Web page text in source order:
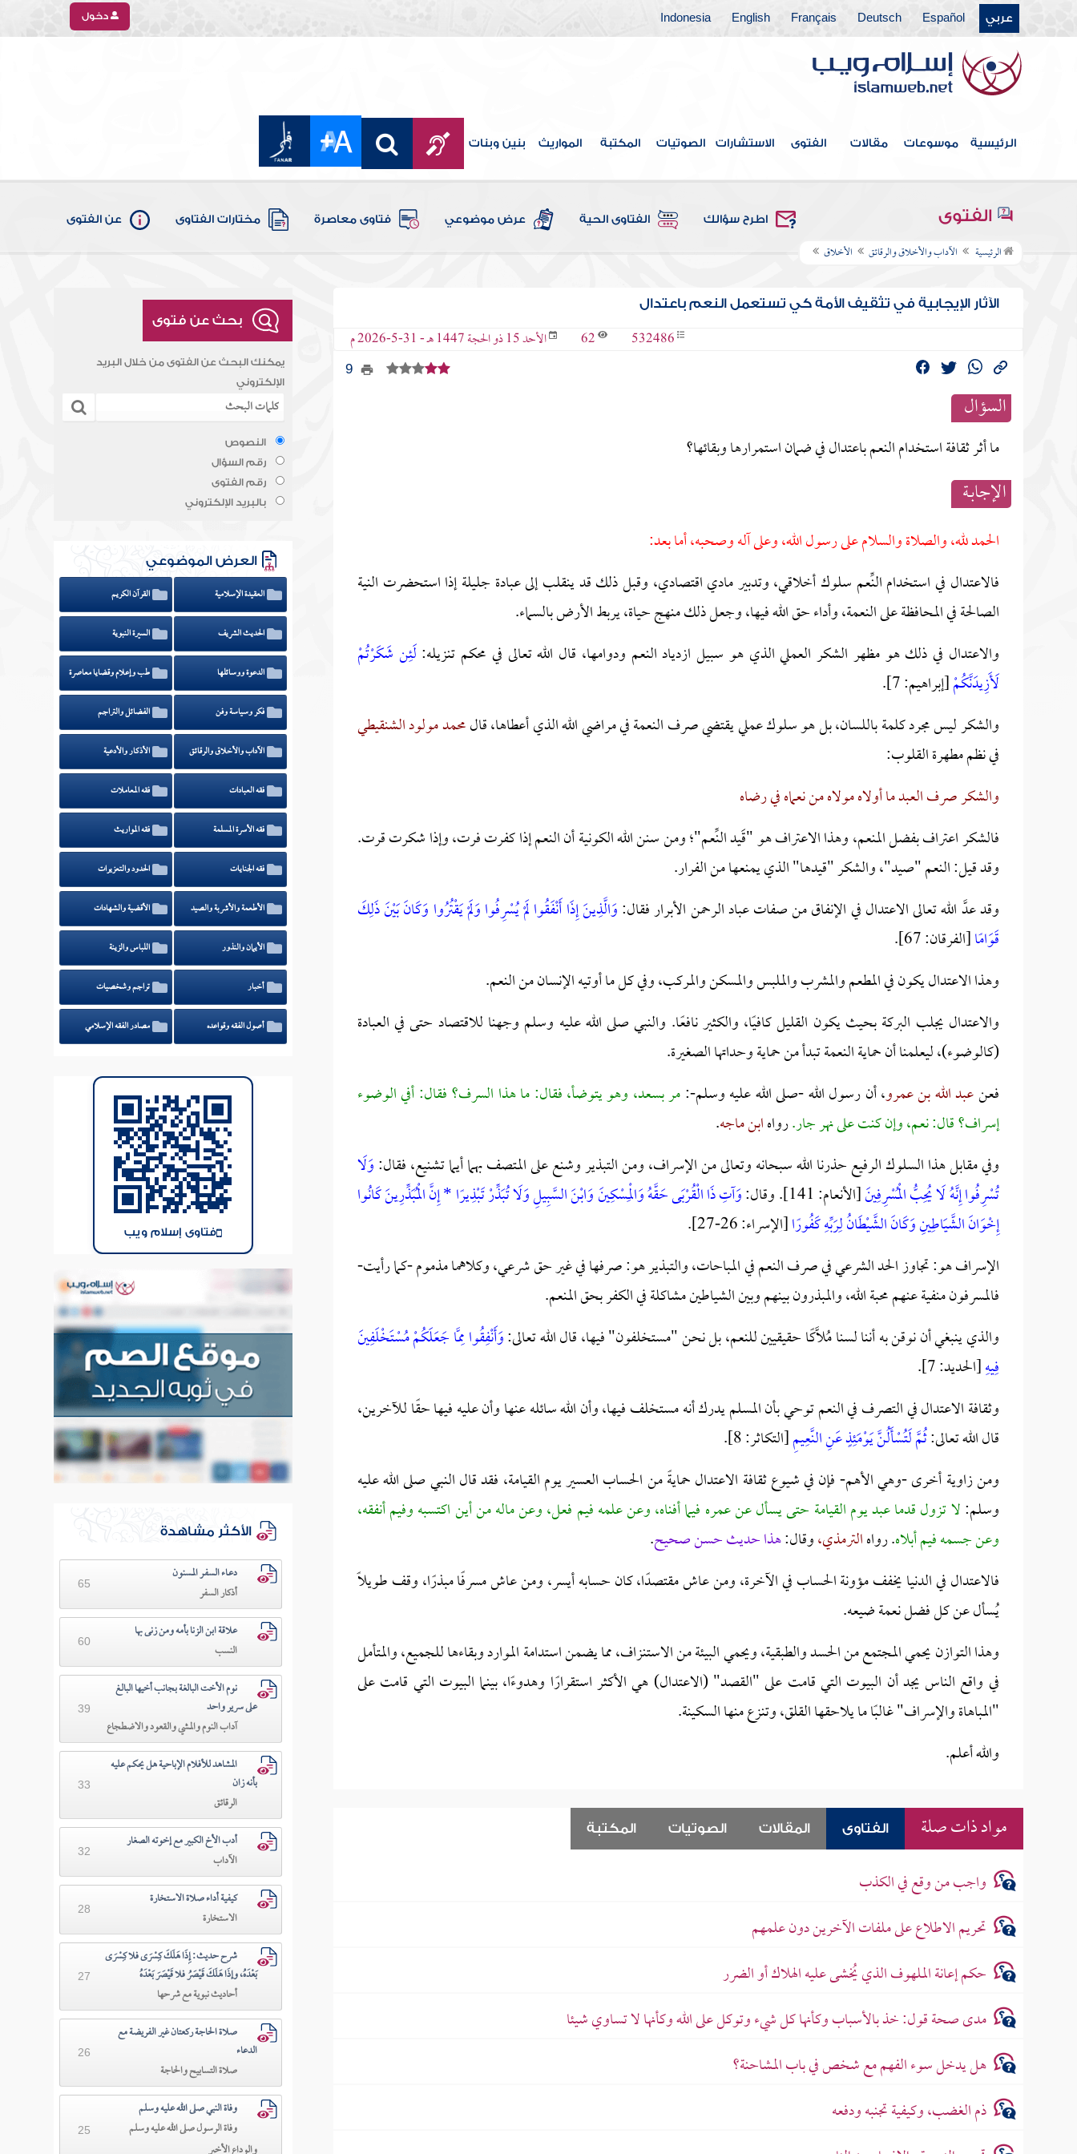
عربي Español
Deutsch
Français
English
Indonesia دخول
الرئيسية موسوعات مقالات الفتوى الاستشارات الصوتيات المكتبة المواريث بنين وبنات
الفتوى اطرح سؤالك الفتاوى الحية عرض موضوعي فتاوى معاصرة مختارات الفتاوى عن الفتوى
الرئيسية الآداب والأخلاق والرقائق الأخلاق
الآثار الإيجابية في تثقيف الأمة كي تستعمل النعم باعتدال
532486
62 الأحد 15 ذو الحجة 1447 هـ - 31-5-2026 م
9
السؤال
ما أثر ثقافة استخدام النعم باعتدال في ضمان استمرارها وبقائها؟
الإجابــة
الحمد لله، والصلاة والسلام على رسول الله، وعلى آله وصحبه، أما بعد:
فالاعتدال في استخدام النِّعم سلوك أخلاقي، وتدبير مادي اقتصادي، وقبل ذلك قد ينقلب إلى عبادة جليلة إذا استحضرت النية
الصالحة في المحافظة على النعمة، وأداء حق الله فيها، وجعل ذلك منهج حياة، يربط الأرض بالسماء.
والاعتدال في ذلك هو مظهر الشكر العملي الذي هو سبيل ازدياد النعم ودوامها، قال الله تعالى في محكم تنزيله:لَئِن شَكَرْتُمْ
لَأَزِيدَنَّكُمْ[إبراهيم: 7].
والشكر ليس مجرد كلمة باللسان، بل هو سلوك عملي يقتضي صرف النعمة في مراضي الله الذي أعطاها، قالمحمد مولود الشنقيطي
في نظم مطهرة القلوب:
والشكر صرف العبد ما أولاه مولاه من نعماه في رضاه
فالشكر اعتراف بفضل المنعم، وهذا الاعتراف هو "قَيد النِّعم"؛ ومن سنن الله الكونية أن النعم إذا كفرت فرت، وإذا شكرت قرت.
وقد قيل: النعم "صيد"، والشكر "قيدها" الذي يمنعها من الفرار.
وقد عدَّ الله تعالى الاعتدال في الإنفاق من صفات عباد الرحمن الأبرار فقال:وَالَّذِينَ إِذَا أَنْفَقُوا لَمْ يُسْرِفُوا وَلَمْ يَقْتُرُوا وَكَانَ بَيْنَ ذَلِكَ
قَوَامًا[الفرقان: 67].
وهذا الاعتدال يكون في المطعم والمشرب والملبس والمسكن والمركب، وفي كل ما أوتيه الإنسان من النعم.
والاعتدال يجلب البركة بحيث يكون القليل كافيًا، والكثير نافعًا. والنبي صلى الله عليه وسلم وجهنا للاقتصاد حتى في العبادة
(كالوضوء)، ليعلمنا أن حماية النعمة تبدأ من حماية وحداتها الصغيرة.
فعنعبد الله بن عمرو، أن رسول الله -صلى الله عليه وسلم-:مر بسعد، وهو يتوضأ، فقال: ما هذا السرف؟ فقال: أفي الوضوء
إسراف؟ قال: نعم، وإن كنت على نهر جار.رواهابن ماجه.
وفي مقابل هذا السلوك الرفيع حذرنا الله سبحانه وتعالى من الإسراف، ومن التبذير وشنع على المتصف بهما أيما تشنيع، فقال:وَلَا
تُسْرِفُوا إِنَّهُ لَا يُحِبُّ الْمُسْرِفِينَ[الأنعام: 141]. وقال:
وَآتِ ذَا الْقُرْبَى حَقَّهُ وَالْمِسْكِينَ وَابْنَ السَّبِيلِ وَلَا تُبَذِّرْ تَبْذِيرًا * إِنَّ الْمُبَذِّرِينَ كَانُوا
إِخْوَانَ الشَّيَاطِينِ وَكَانَ الشَّيْطَانُ لِرَبِّهِ كَفُورًا[الإسراء: 26-27].
الإسراف هو: تجاوز الحد الشرعي في صرف النعم في المباحات، والتبذير هو: صرفها في غير حق شرعي، وكلاهما مذموم -كما رأيت-
فالمسرفون منفية عنهم محبة الله، والمبذرون بينهم وبين الشياطين مشاكلة في الكفر بحق المنعم.
والذي ينبغي أن نوقن به أننا لسنا مُلَّاكًا حقيقيين للنعم، بل نحن "مستخلفون" فيها، قال الله تعالى:وَأَنْفِقُوا مِمَّا جَعَلَكُمْ مُسْتَخْلَفِينَ
فِيهِ[الحديد: 7].
وثقافة الاعتدال في التصرف في النعم توحي بأن المسلم يدرك أنه مستخلف فيها، وأن الله سائله عنها وأن عليه فيها حقًا للآخرين،
قال الله تعالى:ثُمَّ لَتُسْأَلُنَّ يَوْمَئِذٍ عَنِ النَّعِيمِ[التكاثر: 8].
ومن زاوية أخرى -وهي الأهم- فإن في شيوع ثقافة الاعتدال حمايةً من الحساب العسير يوم القيامة، فقد قال النبي صلى الله عليه
وسلم:لا تزول قدما عبد يوم القيامة حتى يسأل عن عمره فيما أفناه، وعن علمه فيم فعل، وعن ماله من أين اكتسبه وفيم أنفقه،
وعن جسمه فيم أبلاه. رواهالترمذي،وقال:هذا حديث حسن صحيح.
فالاعتدال في الدنيا يخفف مؤونة الحساب في الآخرة، ومن عاش مقتصدًا، كان حسابه أيسر، ومن عاش مسرفًا مبذرًا، وقف طويلًا
يُسأل عن كل فضل نعمة ضيعه.
وهذا التوازن يحمي المجتمع من الحسد والطبقية، ويحمي البيئة من الاستنزاف، مما يضمن استدامة الموارد وبقاءها للجميع، والمتأمل
في واقع الناس يجد أن البيوت التي قامت على "القصد" (الاعتدال) هي الأكثر استقرارًا وهدوءًا، بينما البيوت التي قامت على
"المباهاة والإسراف" غالبًا ما يلاحقها القلق، وتنزع منها السكينة.
والله أعلم.
مواد ذات صلة الفتاوى المقالات الصوتيات المكتبة
واجب من وقع في الكذب
تحريم الاطلاع على ملفات الآخرين دون علمهم
حكم إعانة الملهوف الذي يُخشى عليه الهلاك أو الضرر
مدى صحة قول: خذ بالأسباب وكأنها كل شيء وتوكل على الله وكأنها لا تساوي شيئا
هل يدخل سوء الفهم مع شخص في باب المشاحنة؟
ذم الغضب، وكيفية تجنبه ودفعه
بحث عن فتوى
يمكنك البحث عن الفتوى من خلال البريد
الإلكتروني
النصوص
رقم السؤال
رقم الفتوى
بالبريد الإلكتروني
العرض الموضوعي
العقيدة الإسلامية القرآن الكريم
الحديث الشريف السيرة النبوية
الدعوة ووسائلها طب وإعلام وقضايا معاصرة
فكر وسياسة وفن الفضائل والتراجم
الآداب والأخلاق والرقائق الأذكار والأدعية
فقه العبادات فقه المعاملات
فقه الأسرة المسلمة فقه المواريث
فقه الجنايات الحدود والتعزيرات
الأطعمة والأشربة والصيد الأقضية والشهادات
الأيمان والنذور اللباس والزينة
أخبار تراجم وشخصيات
أصول الفقه وقواعده مصادر الفقه الإسلامي
فتاوى إسلام ويب
الأكثر مشاهدة
دعـاء السفـر المسنون
أذكار السفر
65
علاقة ابن الزنا بأمه ومن زنى بها
النسب
60
نوم الأخت البالغة بجانب أخيها البالغ
على سرير واحد
آداب النوم والمشي والقعود والاضطجاع
39
المشاهد للأفلام الإباحية هل يحكم عليه
بأنه زان
الرقائق
33
أدب الأخ الكبير مع إخوته الصغار
الآداب
32
كيفية أداء صلاة الاستخارة
الاستخارة
28
شرح حديث: إِذَا هَلَكَ كِسْرَى فلا كِسْرَى
بَعْدَهُ، وإذَا هَلَكَ قَيْصَرُ فلا قَيْصَرَ بَعْدَهُ
أحاديث نبوية مع شرحها
27
صلاة الحاجة ركعتان غير الفريضة مع
الدعاء
صلاة التسابيح والحاجة
26
وفاة النبي صلى الله عليه وسلم
وفاة الرسول صلى الله عليه وسلم
25